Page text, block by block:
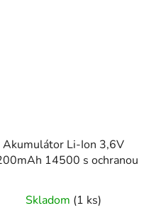
Akumulátor Li-Ion 3,6V
14500 s ochranou
Skladom (1 ks)